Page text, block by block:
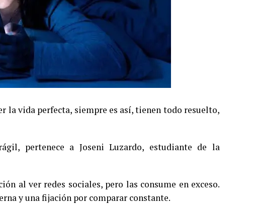
la vida perfecta, siempre es así, tienen todo resuelto,
pertenece a Joseni Luzardo, estudiante de la
al ver redes sociales, pero las consume en exceso.
y una fijación por comparar constante.